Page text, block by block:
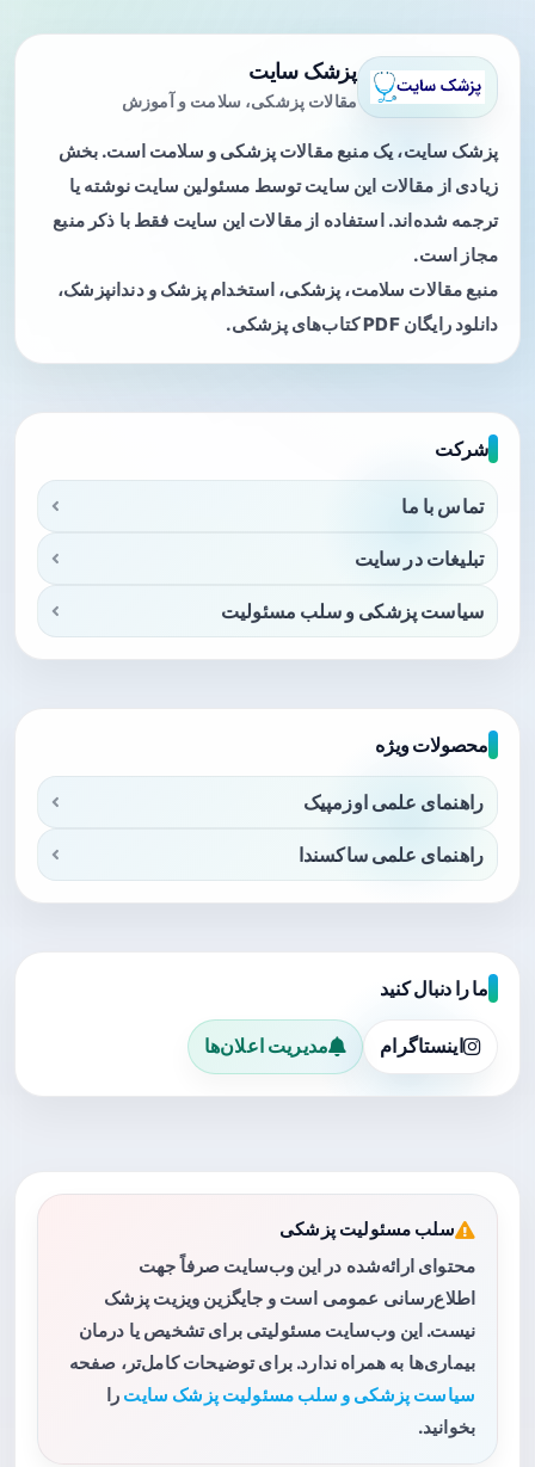
پزشک سایت
مقالات پزشکی، سلامت و آموزش
پزشک سایت، یک منبع مقالات پزشکی و سلامت است. بخش
زیادی از مقالات این سایت توسط مسئولین سایت نوشته یا
ترجمه شده‌اند. استفاده از مقالات این سایت فقط با ذکر منبع
مجاز است.
منبع مقالات سلامت، پزشکی، استخدام پزشک و دندانپزشک،
دانلود رایگان PDF کتاب‌های پزشکی.
شرکت
تماس با ما
تبلیغات در سایت
سیاست پزشکی و سلب مسئولیت
محصولات ویژه
راهنمای علمی اوزمپیک
راهنمای علمی ساکسندا
ما را دنبال کنید
اینستاگرام مدیریت اعلان‌ها
سلب مسئولیت پزشکی
محتوای ارائه‌شده در این وب‌سایت صرفاً جهت
اطلاع‌رسانی عمومی است و جایگزین ویزیت پزشک
نیست. این وب‌سایت مسئولیتی برای تشخیص یا درمان
بیماری‌ها به همراه ندارد. برای توضیحات کامل‌تر، صفحه
سیاست پزشکی و سلب مسئولیت پزشک سایت را
بخوانید.